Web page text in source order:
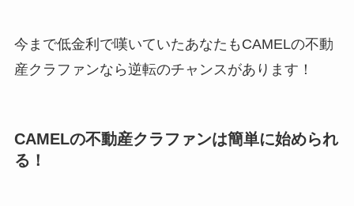
今まで低金利で嘆いていたあなたもCAMELの不動
産クラファンなら逆転のチャンスがあります！
CAMELの不動産クラファンは簡単に始められ
る！